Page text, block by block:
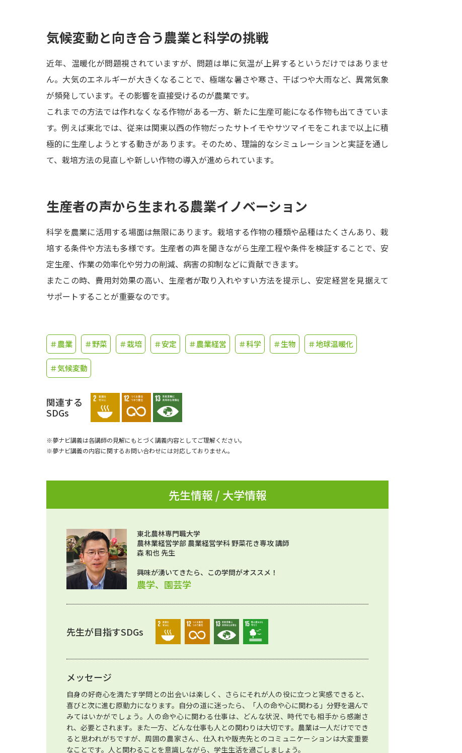
実施プログラム
受験準備
志望校・出願校を調べる
併願校選び 受験スケジュールを立てよう
テレメール全国一斉進学調査
新生活お役
大学で学びたい学問発見
学問分野
Ｑ＆Ａ よくあるご質問
資料の料金のお支払いについて 受付内容・
お問
気候変動と向き合う農業と科学の挑戦
近年、温暖化が問題視されていますが、問題は単に気温が上昇するというだけではありませ
ん。大気のエネルギーが大きくなることで、極端な暑さや寒さ、干ばつや大雨など、異常気象
が頻発しています。その影響を直接受けるのが農業です。
これまでの方法では作れなくなる作物がある一方、新たに生産可能になる作物も出てきていま
す。例えば東北では、従来は関東以西の作物だったサトイモやサツマイモをこれまで以上に積
極的に生産しようとする動きがあります。そのため、理論的なシミュレーションと実証を通し
て、栽培方法の見直しや新しい作物の導入が進められています。
生産者の声から生まれる農業イノベーション
科学を農業に活用する場面は無限にあります。栽培する作物の種類や品種はたくさんあり、栽
培する条件や方法も多様です。生産者の声を聞きながら生産工程や条件を検証することで、安
定生産、作業の効率化や労力の削減、病害の抑制などに貢献できます。
またこの時、費用対効果の高い、生産者が取り入れやすい方法を提示し、安定経営を見据えて
サポートすることが重要なのです。
＃農業 ＃野菜 ＃栽培 ＃安定 ＃農業経営 ＃科学 ＃生物 ＃地球温暖化
＃気候変動
関連する
SDGs
※夢ナビ講義は各講師の見解にもとづく講義内容としてご理解ください。
※夢ナビ講義の内容に関するお問い合わせには対応しておりません。
先生情報 / 大学情報
東北農林専門職大学
農林業経営学部 農業経営学科 野菜花き専攻 講師
森 和也 先生
興味が湧いてきたら、この学問がオススメ！
農学、園芸学
先生が目指すSDGs
メッセージ
自身の好奇心を満たす学問との出会いは楽しく、さらにそれが人の役に立つと実感できると、
喜びと次に進む原動力になります。自分の道に迷ったら、「人の命や心に関わる」分野を選んで
みてはいかがでしょう。人の命や心に関わる仕事は、どんな状況、時代でも相手から感謝さ
れ、必要とされます。また一方、どんな仕事も人との関わりは大切です。農業は一人だけででき
ると思われがちですが、周囲の農家さん、仕入れや販売先とのコミュニケーションは大変重要
なことです。人と関わることを意識しながら、学生生活を過ごしましょう。